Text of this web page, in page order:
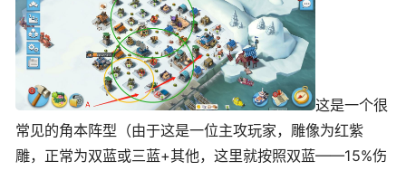
这是一个很
常见的角本阵型（由于这是一位主攻玩家，雕像为红紫
雕，正常为双蓝或三蓝+其他，这里就按照双蓝——15%伤